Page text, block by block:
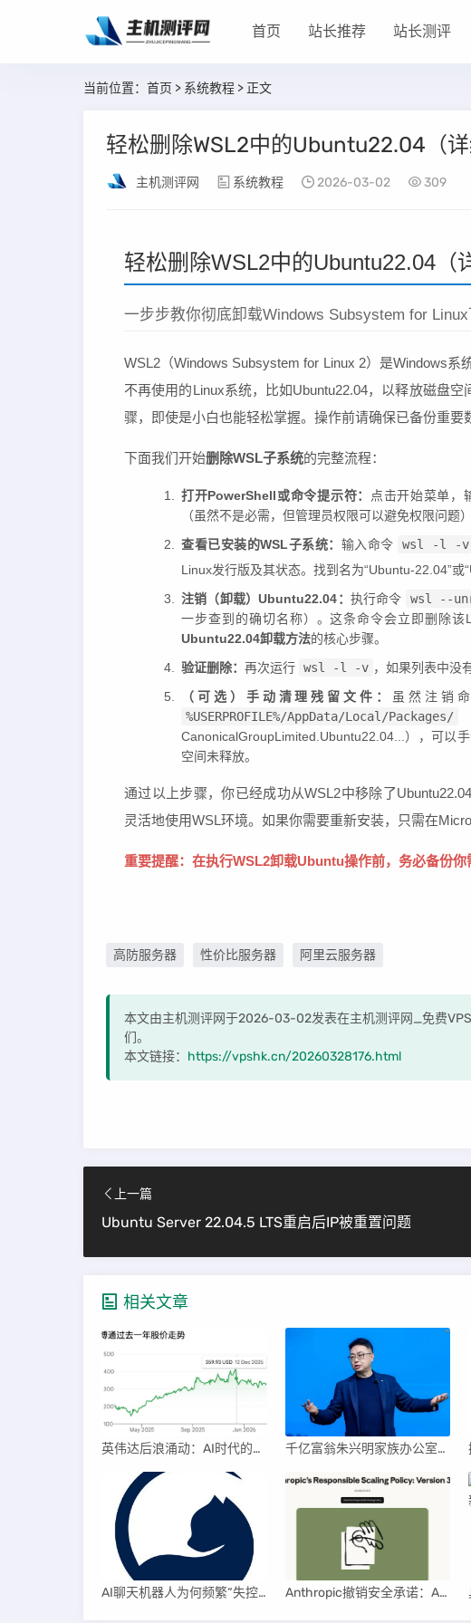
首页 站长推荐 站长测评
当前位置： 首页 > 系统教程 > 正文
轻松删除WSL2中的Ubuntu22.04（详
主机测评网 系统教程 2026-03-02 309
轻松删除WSL2中的Ubuntu22.04（
一步步教你彻底卸载Windows Subsystem for
WSL2（Windows Subsystem for Linux 2）是Windows
不再使用的Linux系统，比如Ubuntu22.04，以释放磁盘
骤，即使是小白也能轻松掌握。操作前请确保已备份重要
下面我们开始删除WSL子系统的完整流程：
打开PowerShell或命令提示符：
点击开始菜单，
（虽然不是必需，但管理员权限可以避免权限问题）
查看已安装的WSL子系统： 输入命令 wsl -l -v
Linux发行版及其状态。找到名为“Ubuntu-22.04”
注销（卸载）Ubuntu22.04： 执行命令 wsl --
一步查到的确切名称）。这条命令会立即删除
Ubuntu22.04卸载方法的核心步骤。
验证删除： 再次运行 wsl -l -v ，如果列表中没
（可选）手动清理残留文件：
虽然注销
%USERPROFILE%/AppData/Local/Packages/
CanonicalGroupLimited.Ubuntu22.04...），可以
空间未释放。
通过以上步骤，你已经成功从WSL2中移除了
灵活地使用WSL环境。如果你需要重新安装，只需在
重要提醒：在执行WSL2卸载Ubuntu操作前，务必备份你
高防服务器 性价比服务器 阿里云服务器
本文由主机测评网于2026-03-02发表在主机测评网_免费
们。
本文链接： https://vpshk.cn/20260328176.html
上一篇
Ubuntu Server 22.04.5 LTS重启后IP被重置问题
相关文章
英伟达后浪涌动：AI时代的新王者与隐忧 千亿富翁朱兴明家族办公室进军VC圈
AI聊天机器人为何频繁“失控”，背后原因及解决方案解析 Anthropic撤销安全承诺：AI竞赛中的伦理与商业博弈